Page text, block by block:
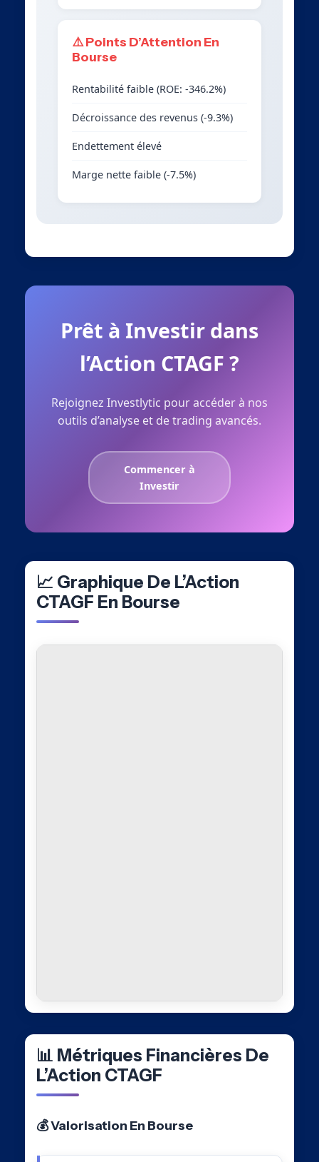
⚠️ Points D’Attention En
Bourse
Rentabilité faible (ROE: -346.2%)
Décroissance des revenus (-9.3%)
Endettement élevé
Marge nette faible (-7.5%)
Prêt à Investir dans
l’Action CTAGF ?
Rejoignez Investlytic pour accéder à nos
outils d’analyse et de trading avancés.
Commencer à
Investir
📈 Graphique De L’Action
CTAGF En Bourse
📊 Métriques Financières De
L’Action CTAGF
💰 Valorisation En Bourse